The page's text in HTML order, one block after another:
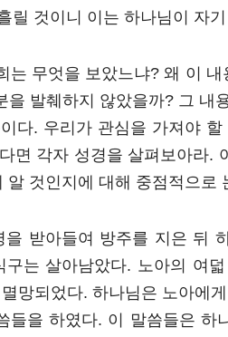
릴 것이니 이는 하나님이 자
는 무엇을 보았느냐? 왜 이
을 발췌하지 않았을까? 그 내
다. 우리가 관심을 가져야
면 각자 성경을 살펴보아라.
알 것인지에 대해 중점적으로
을 받아들여 방주를 지은 뒤
는 살아남았다. 노아의 여
망되었다. 하나님은 노아에
들을 하였다. 이 말씀들은 하